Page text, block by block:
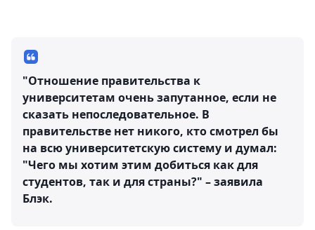
"Отношение правительства к
университетам очень запутанное, если не
сказать непоследовательное. В
правительстве нет никого, кто смотрел бы
на всю университетскую систему и думал:
"Чего мы хотим этим добиться как для
студентов, так и для страны?" – заявила
Блэк.